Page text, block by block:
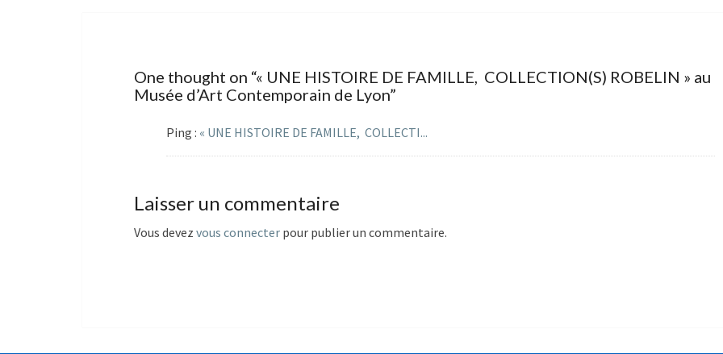
One thought on “« UNE HISTOIRE DE FAMILLE, COLLECTION(S) ROBELIN » au
Musée d’Art Contemporain de Lyon”
Ping : « UNE HISTOIRE DE FAMILLE, COLLECTI...
Laisser un commentaire
Vous devez vous connecter pour publier un commentaire.